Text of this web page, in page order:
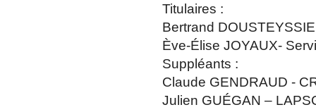
Titulaires :
Bertrand
Ève-Élise JOYAUX-
Suppléants :
Claude GENDRAUD -
Julien GUÉGAN –